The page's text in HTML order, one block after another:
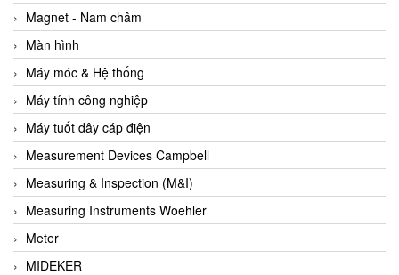
Bahr Modultechnik Vietnam
Balluff
BamBo Vietnam
Barel Vietnam
Barksdale
Bartec
Basco
Baumer
Baumuller Vietnam
Baykee
Magnet - Nam châm
Màn hình
Máy móc & Hệ thống
Máy tính công nghiệp
Máy tuốt dây cáp điện
Measurement Devices Campbell
Measuring & Inspection (M&I)
Measuring Instruments Woehler
Meter
MIDEKER